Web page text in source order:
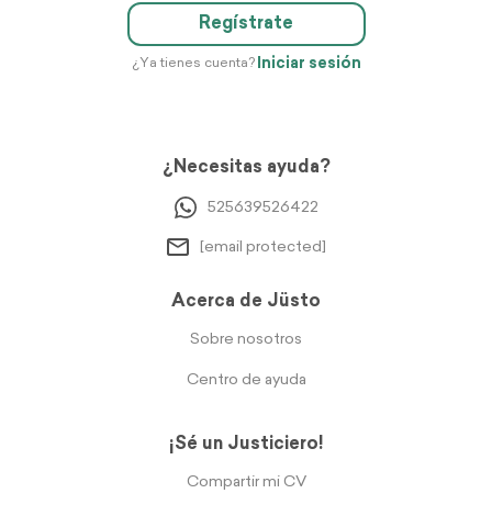
Regístrate
¿Ya tienes cuenta? Iniciar sesión
¿Necesitas ayuda?
525639526422
[email protected]
Acerca de Jüsto
Sobre nosotros
Centro de ayuda
¡Sé un Justiciero!
Compartir mi CV